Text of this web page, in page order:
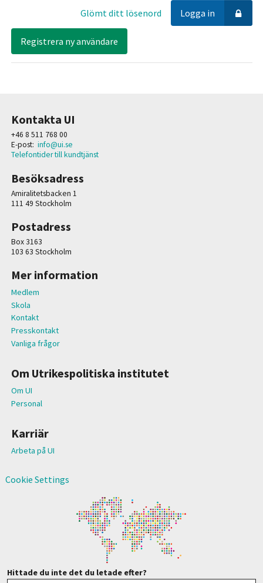
Logga in
Glömt ditt lösenord
Registrera ny användare
Kontakta UI
+46 8 511 768 00
E-post: info@ui.se
Telefontider till kundtjänst
Besöksadress
Amiralitetsbacken 1
111 49 Stockholm
Postadress
Box 3163
103 63 Stockholm
Mer information
Medlem
Skola
Kontakt
Presskontakt
Vanliga frågor
Om Utrikespolitiska institutet
Om UI
Personal
Karriär
Arbeta på UI
Cookie Settings
Hittade du inte det du letade efter?